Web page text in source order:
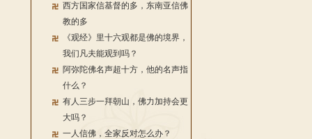
西方国家信基督的多，东南亚信佛
教的多
《观经》里十六观都是佛的境界，
我们凡夫能观到吗？
阿弥陀佛名声超十方，他的名声指
什么？
有人三步一拜朝山，佛力加持会更
大吗？
一人信佛，全家反对怎么办？